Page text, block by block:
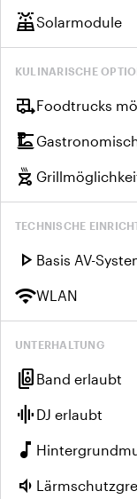
solar_powerSolarmodule
KULINARISCHE
rv_hookupFoodtrucks
dinner_dining
outdoor_grill
TECHNISCHE
play_arrow Basis AV-
wifiWLAN
UNTERHALTUNG
speaker_group Band erlaubt
graphic_eq DJ erlaubt
music_note
volume_down